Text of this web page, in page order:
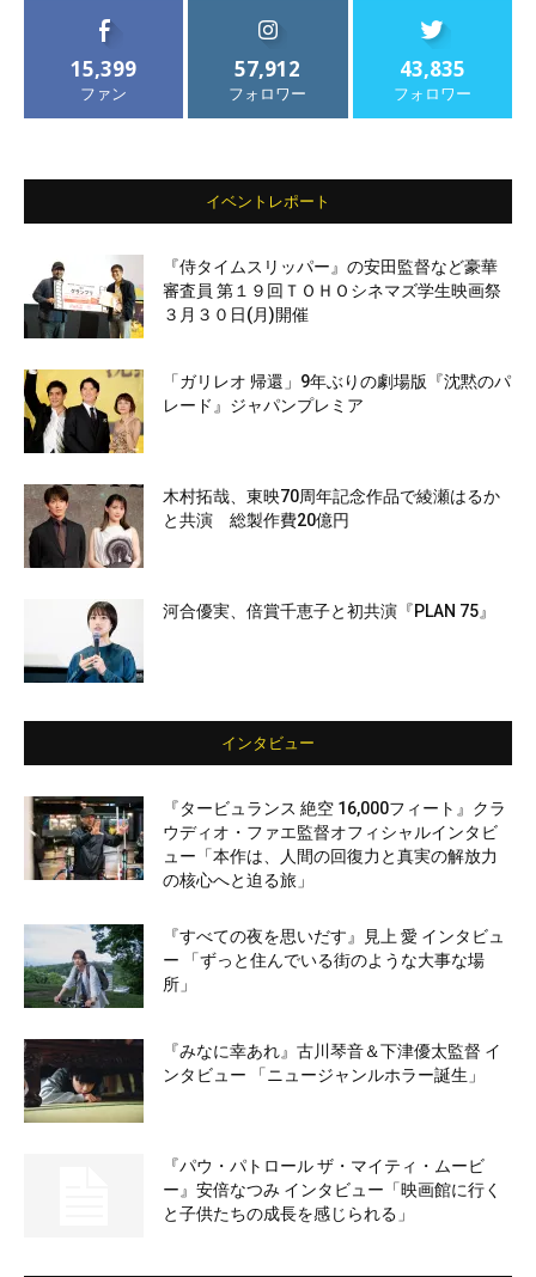
15,399
ファン
57,912
フォロワー
43,835
フォロワー
イベントレポート
『侍タイムスリッパー』の安田監督など豪華
審査員 第１９回ＴＯＨＯシネマズ学生映画祭
３月３０日(月)開催
「ガリレオ 帰還」9年ぶりの劇場版『沈黙のパ
レード』ジャパンプレミア
木村拓哉、東映70周年記念作品で綾瀬はるか
と共演 総製作費20億円
河合優実、倍賞千恵子と初共演『PLAN 75』
インタビュー
『タービュランス 絶空 16,000フィート』クラ
ウディオ・ファエ監督オフィシャルインタビ
ュー「本作は、人間の回復力と真実の解放力
の核心へと迫る旅」
『すべての夜を思いだす』見上 愛 インタビュ
ー 「ずっと住んでいる街のような大事な場
所」
『みなに幸あれ』古川琴音＆下津優太監督 イ
ンタビュー 「ニュージャンルホラー誕生」
『パウ・パトロール ザ・マイティ・ムービ
ー』安倍なつみ インタビュー「映画館に行く
と子供たちの成長を感じられる」